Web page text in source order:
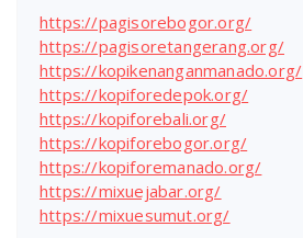
https://pagisorebogor.org/
https://pagisoretangerang.org/
https://kopikenanganmanado.org/
https://kopiforedepok.org/
https://kopiforebali.org/
https://kopiforebogor.org/
https://kopiforemanado.org/
https://mixuejabar.org/
https://mixuesumut.org/